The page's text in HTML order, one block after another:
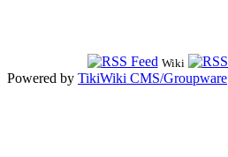
Wiki
Powered by TikiWiki CMS/Groupware